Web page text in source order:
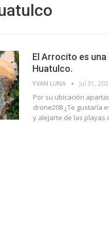
El Arrocito es
Huatulco.
YVAN LUNA Jul 31,
Por su ubicación
drone208 ¿Te gustaría
y alejarte de las playas